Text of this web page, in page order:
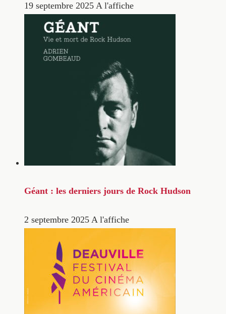
19 septembre 2025 A l'affiche
Géant : les derniers jours de Rock Hudson
2 septembre 2025 A l'affiche